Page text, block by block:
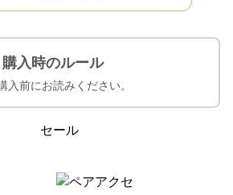
購入時のルール
入前にお読みください。